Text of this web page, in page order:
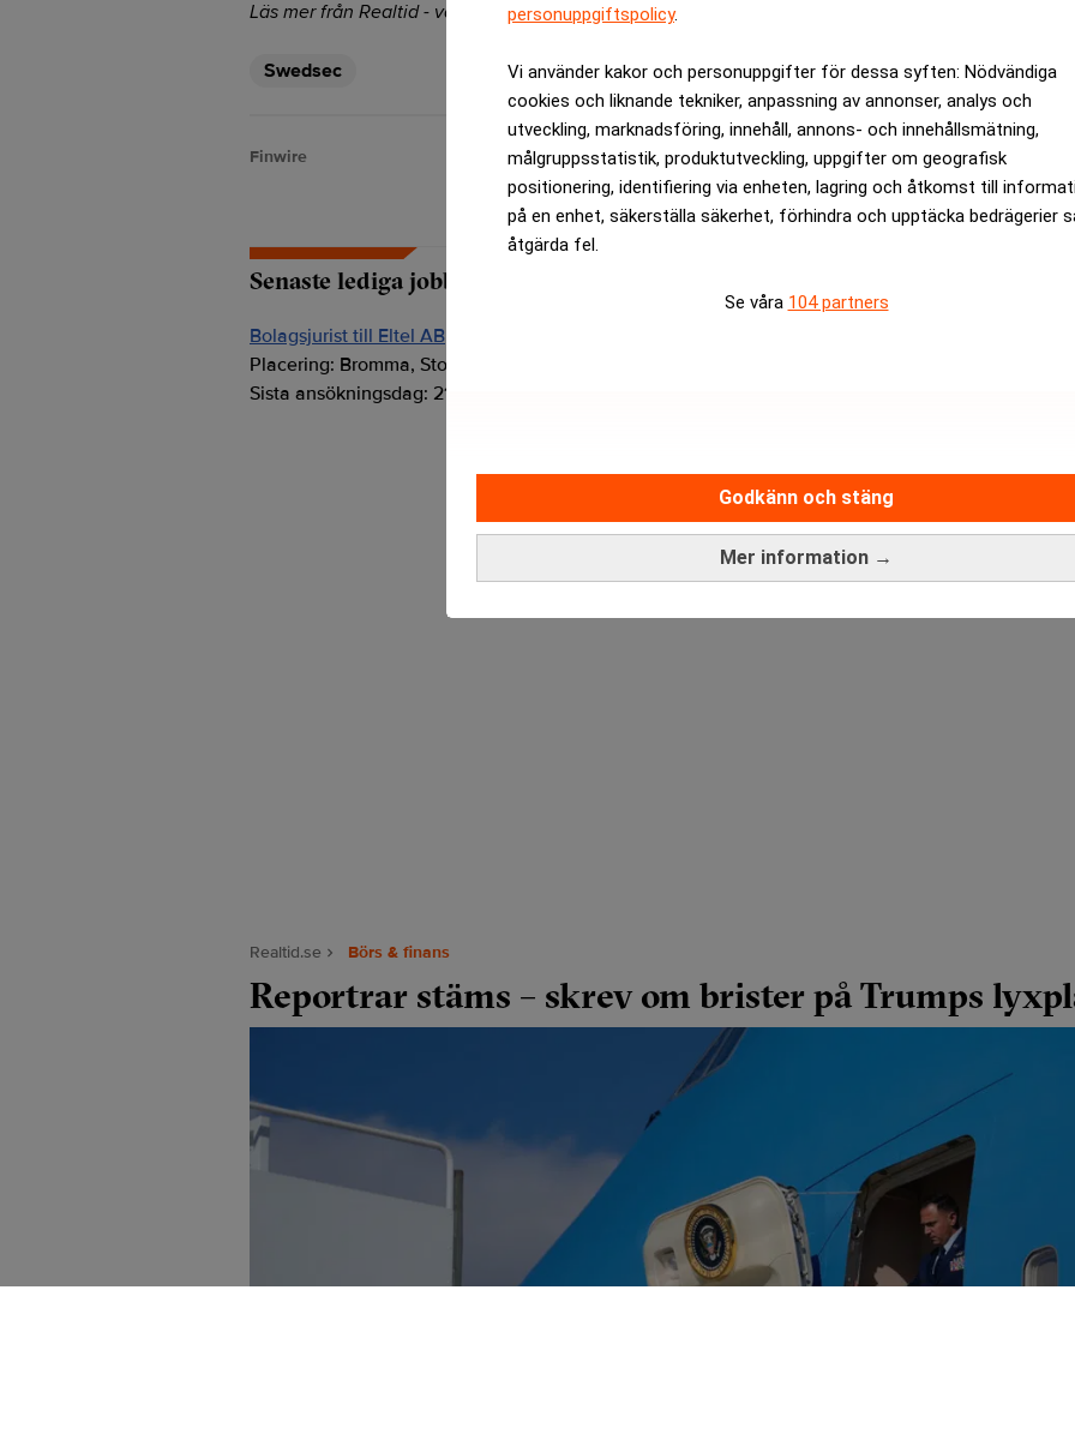
personuppgiftspolicy.
Vi använder kakor och personuppgifter för dessa syften: Nödvändiga
cookies och liknande tekniker, anpassning av annonser, analys och
utveckling, marknadsföring, innehåll, annons- och innehållsmätning,
målgruppsstatistik, produktutveckling, uppgifter om geografisk
positionering, identifiering via enheten, lagring och åtkomst till
på en enhet, säkerställa säkerhet, förhindra och upptäcka bedrägerier
åtgärda fel.
Se våra 104 partners
Mer information →
Godkänn och stäng
Läs mer från Realtid - vårt nyhetsbrev är kostnadsfritt:
Swedsec
Finwire
Senaste lediga jobben
Bolagsjurist till Eltel AB
Placering: Bromma, Stockholm
Sista ansökningsdag: 21/08/2026
ANNONS
Realtid.se Börs & finans
Reportrar stäms – skrev om brister på Trumps